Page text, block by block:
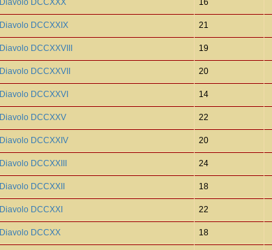
Diavolo DCCXXX 16
Diavolo DCCXXIX 21
Diavolo DCCXXVIII 19
Diavolo DCCXXVII 20
Diavolo DCCXXVI 14
Diavolo DCCXXV 22
Diavolo DCCXXIV 20
Diavolo DCCXXIII 24
Diavolo DCCXXII 18
Diavolo DCCXXI 22
Diavolo DCCXX 18